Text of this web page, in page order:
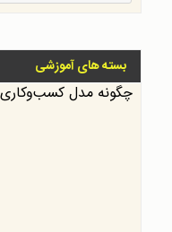
بسته های آموزشی